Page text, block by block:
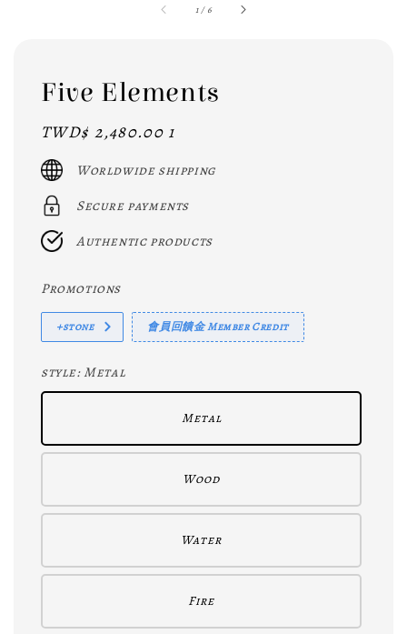
1 / 6
Five Elements
Regular
price
TWD$ 2,480.00 1
Worldwide shipping
Secure payments
Authentic products
Promotions
+stone 會員回饋金 Member Credit
style: Metal
Metal
Wood
Water
Fire